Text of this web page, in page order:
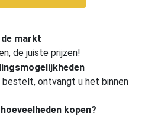
markt
de juiste prijzen!
bestelt, ontvangt u het binnen
kopen?